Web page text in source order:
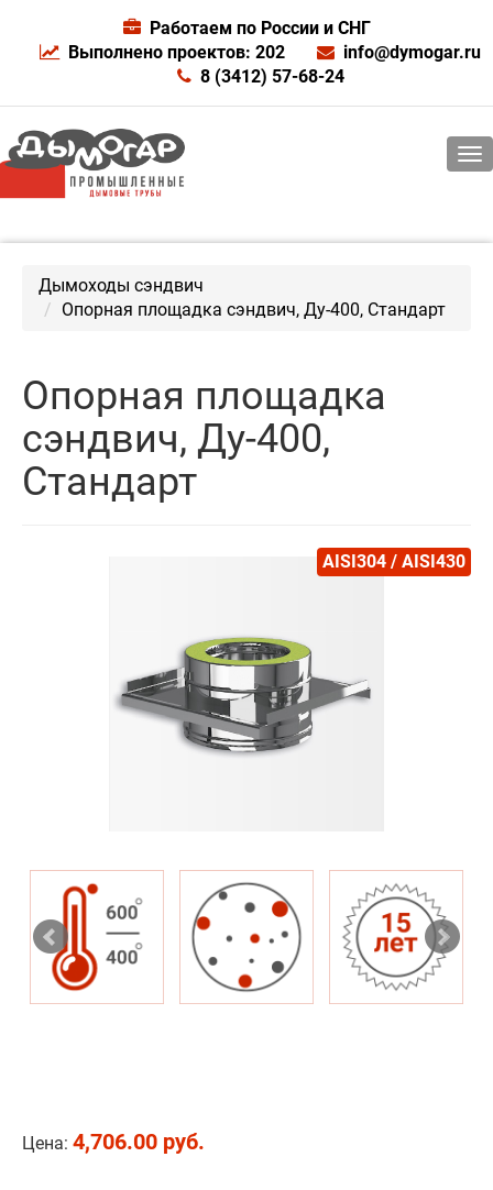
Работаем по России и СНГ
Выполнено проектов: 202
info@dymogar.ru
8 (3412) 57-68-24
Дымоходы сэндвич
Опорная площадка сэндвич, Ду-400, Стандарт
Опорная площадка
сэндвич, Ду-400,
Стандарт
AISI304 / AISI430
Цена: 4,706.00 руб.